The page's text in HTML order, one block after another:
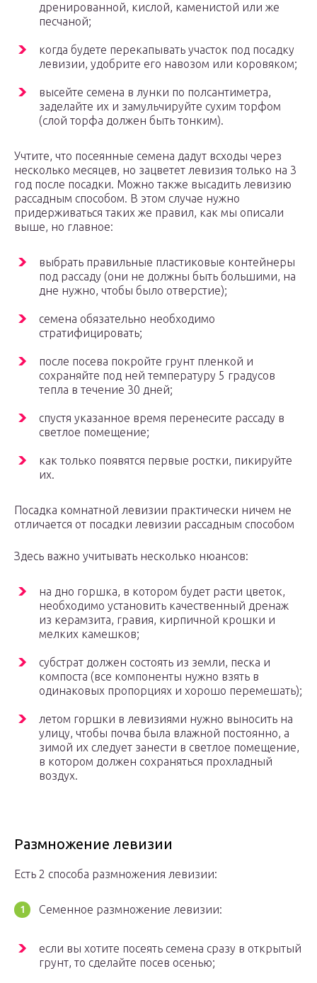
дренированной, кислой, каменистой или же
песчаной;
когда будете перекапывать участок под посадку
левизии, удобрите его навозом или коровяком;
высейте семена в лунки по полсантиметра,
заделайте их и замульчируйте сухим торфом
(слой торфа должен быть тонким).
Учтите, что посеянные семена дадут всходы через
несколько месяцев, но зацветет левизия только на 3
год после посадки. Можно также высадить левизию
рассадным способом. В этом случае нужно
придерживаться таких же правил, как мы описали
выше, но главное:
выбрать правильные пластиковые контейнеры
под рассаду (они не должны быть большими, на
дне нужно, чтобы было отверстие);
семена обязательно необходимо
стратифицировать;
после посева покройте грунт пленкой и
сохраняйте под ней температуру 5 градусов
тепла в течение 30 дней;
спустя указанное время перенесите рассаду в
светлое помещение;
как только появятся первые ростки, пикируйте
их.
Посадка комнатной левизии практически ничем не
отличается от посадки левизии рассадным способом
Здесь важно учитывать несколько нюансов:
на дно горшка, в котором будет расти цветок,
необходимо установить качественный дренаж
из керамзита, гравия, кирпичной крошки и
мелких камешков;
субстрат должен состоять из земли, песка и
компоста (все компоненты нужно взять в
одинаковых пропорциях и хорошо перемешать);
летом горшки в левизиями нужно выносить на
улицу, чтобы почва была влажной постоянно, а
зимой их следует занести в светлое помещение,
в котором должен сохраняться прохладный
воздух.
Размножение левизии
Есть 2 способа размножения левизии:
Семенное размножение левизии:
если вы хотите посеять семена сразу в открытый
грунт, то сделайте посев осенью;